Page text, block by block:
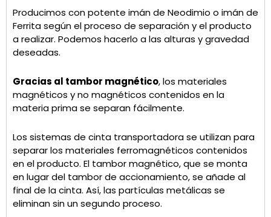
Producimos con potente imán de Neodimio o imán de
Ferrita según el proceso de separación y el producto
a realizar. Podemos hacerlo a las alturas y gravedad
deseadas.
Gracias al tambor magnético, los materiales
magnéticos y no magnéticos contenidos en la
materia prima se separan fácilmente.
Los sistemas de cinta transportadora se utilizan para
separar los materiales ferromagnéticos contenidos
en el producto. El tambor magnético, que se monta
en lugar del tambor de accionamiento, se añade al
final de la cinta. Así, las partículas metálicas se
eliminan sin un segundo proceso.